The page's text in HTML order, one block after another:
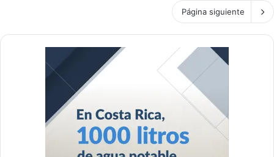
Página siguiente